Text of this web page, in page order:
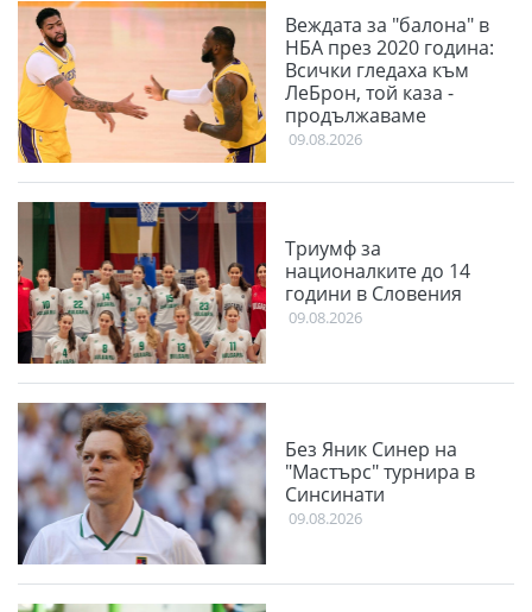
Веждата за "балона" в
НБА през 2020 година:
Всички гледаха към
ЛеБрон, той каза -
продължаваме
09.08.2026
Триумф за
националките до 14
години в Словения
09.08.2026
Без Яник Синер на
"Мастърс" турнира в
Синсинати
09.08.2026